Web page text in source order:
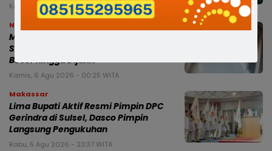
Kamis, 6 Agu 2026 - 01:21 WITA
News
Miris, Bocah 8 Tahun Diduga Dianiaya
Saat Hendak Mengaji di Masjid, Kepala
Bocor hingga Dijahit
Kamis, 6 Agu 2026 - 00:25 WITA
Makassar
Lima Bupati Aktif Resmi Pimpin DPC
Gerindra di Sulsel, Dasco Pimpin
Langsung Pengukuhan
Rabu, 5 Agu 2026 - 23:37 WITA